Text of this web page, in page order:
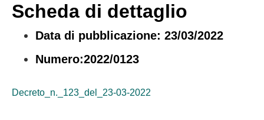
Scheda di dettaglio
Data di pubblicazione: 23/03/2022
Numero:2022/0123
Decreto_n._123_del_23-03-2022